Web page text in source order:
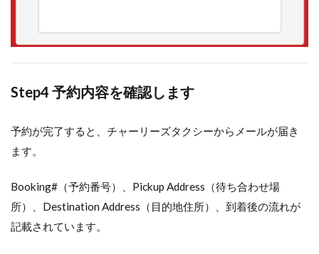
Step4 予約内容を確認します
予約が完了すると、チャーリーズタクシーからメールが届き
ます。
Booking#（予約番号）、Pickup Address（待ち合わせ場
所）、Destination Address（目的地住所）、到着後の流れが
記載されています。